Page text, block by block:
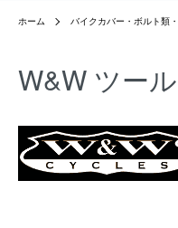
ホーム バイクカバー・ボルト類
W&W ツー